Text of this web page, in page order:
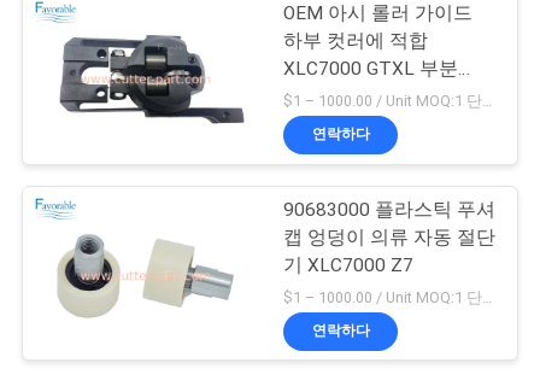
OEM 아시 롤러 가이드
하부 컷러에 적합
XLC7000 GTXL 부분
94065000
$1 – 1000.00 / Unit MOQ:1 단위/단위 Negociate
연락하다
90683000 플라스틱 푸셔
캡 엉덩이 의류 자동 절단
기 XLC7000 Z7
$1 – 1000.00 / Unit MOQ:1 단위/단위 Negociate
연락하다